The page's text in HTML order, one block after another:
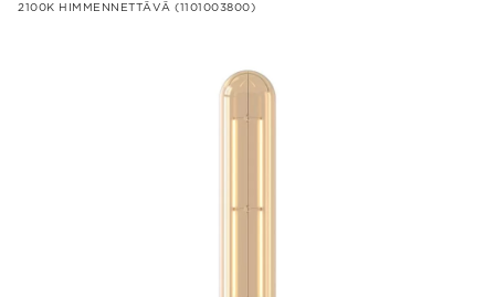
2100K HIMMENNETTÄVÄ (1101003800)